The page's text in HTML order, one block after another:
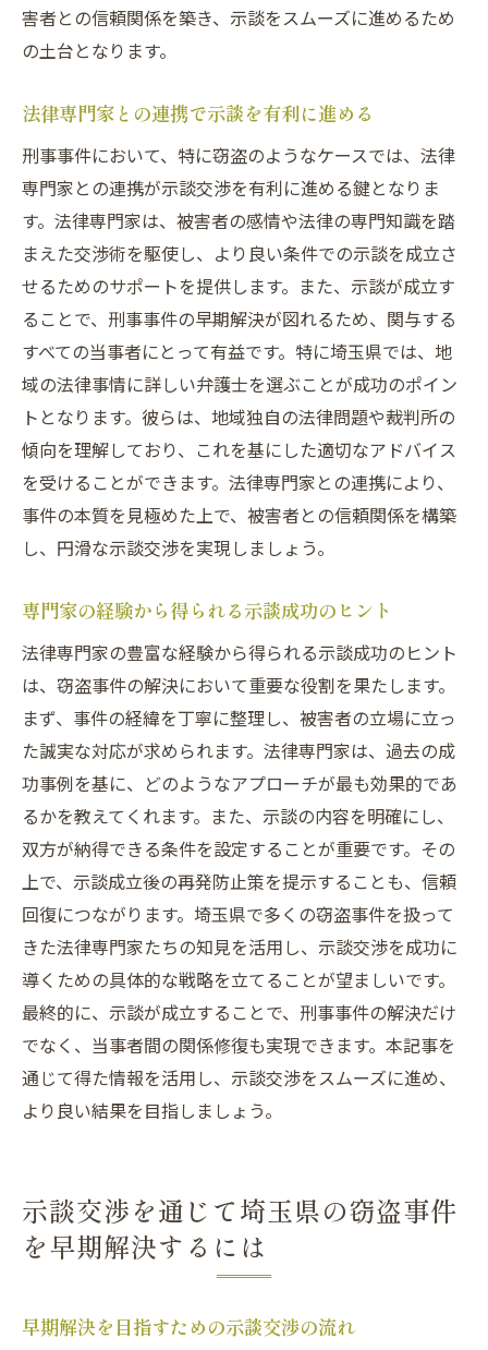
害者との信頼関係を築き、示談をスムーズに進めるため
の土台となります。
法律専門家との連携で示談を有利に進める
刑事事件において、特に窃盗のようなケースでは、法律
専門家との連携が示談交渉を有利に進める鍵となりま
す。法律専門家は、被害者の感情や法律の専門知識を踏
まえた交渉術を駆使し、より良い条件での示談を成立さ
せるためのサポートを提供します。また、示談が成立す
ることで、刑事事件の早期解決が図れるため、関与する
すべての当事者にとって有益です。特に埼玉県では、地
域の法律事情に詳しい弁護士を選ぶことが成功のポイン
トとなります。彼らは、地域独自の法律問題や裁判所の
傾向を理解しており、これを基にした適切なアドバイス
を受けることができます。法律専門家との連携により、
事件の本質を見極めた上で、被害者との信頼関係を構築
し、円滑な示談交渉を実現しましょう。
専門家の経験から得られる示談成功のヒント
法律専門家の豊富な経験から得られる示談成功のヒント
は、窃盗事件の解決において重要な役割を果たします。
まず、事件の経緯を丁寧に整理し、被害者の立場に立っ
た誠実な対応が求められます。法律専門家は、過去の成
功事例を基に、どのようなアプローチが最も効果的であ
るかを教えてくれます。また、示談の内容を明確にし、
双方が納得できる条件を設定することが重要です。その
上で、示談成立後の再発防止策を提示することも、信頼
回復につながります。埼玉県で多くの窃盗事件を扱って
きた法律専門家たちの知見を活用し、示談交渉を成功に
導くための具体的な戦略を立てることが望ましいです。
最終的に、示談が成立することで、刑事事件の解決だけ
でなく、当事者間の関係修復も実現できます。本記事を
通じて得た情報を活用し、示談交渉をスムーズに進め、
より良い結果を目指しましょう。
示談交渉を通じて埼玉県の窃盗事件
を早期解決するには
早期解決を目指すための示談交渉の流れ